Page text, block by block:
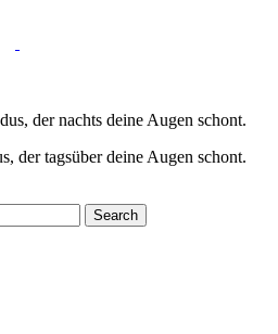
der nachts deine Augen schont.
der tagsüber deine Augen schont.
Search